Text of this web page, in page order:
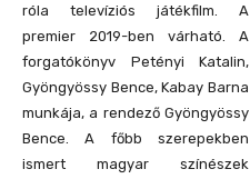
róla televíziós játékfilm. A
premier 2019-ben várható. A
forgatókönyv Petényi Katalin,
Gyöngyössy Bence, Kabay Barna
munkája, a rendező Gyöngyössy
Bence. A főbb szerepekben
ismert magyar színészek